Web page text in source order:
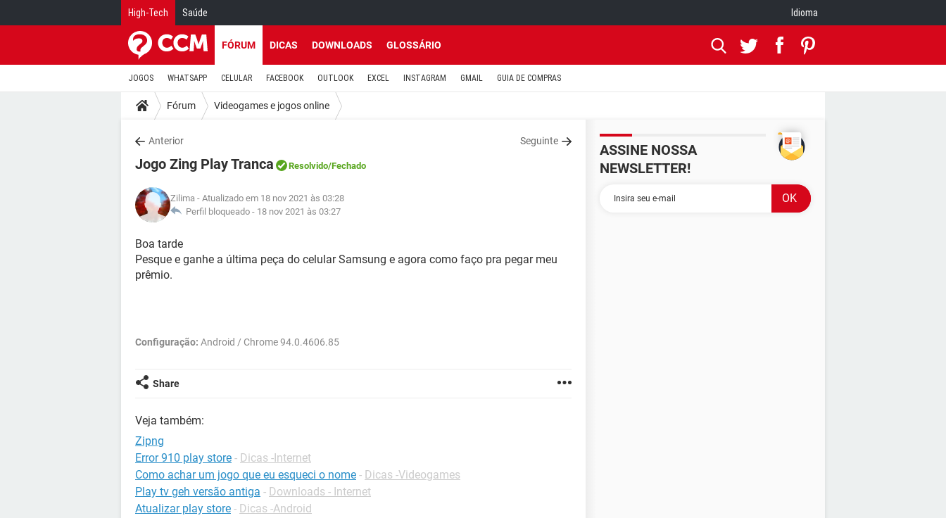
High-Tech Saúde Idioma
FÓRUM DICAS DOWNLOADS GLOSSÁRIO
JOGOS WHATSAPP CELULAR FACEBOOK OUTLOOK EXCEL INSTAGRAM GMAIL GUIA DE COMPRAS
Fórum Videogames e jogos online
Anterior Seguinte
Jogo Zing Play Tranca Resolvido/Fechado
Zilima - Atualizado em 18 nov 2021 às 03:28
Perfil bloqueado - 18 nov 2021 às 03:27
Boa tarde
Pesque e ganhe a última peça do celular Samsung e agora como faço pra pegar meu
prêmio.
Configuração: Android / Chrome 94.0.4606.85
Share
Veja também:
Zipng
Error 910 play store - Dicas -Internet
Como achar um jogo que eu esqueci o nome - Dicas -Videogames
Play tv geh versão antiga - Downloads - Internet
Atualizar play store - Dicas -Android
ASSINE NOSSA
NEWSLETTER!